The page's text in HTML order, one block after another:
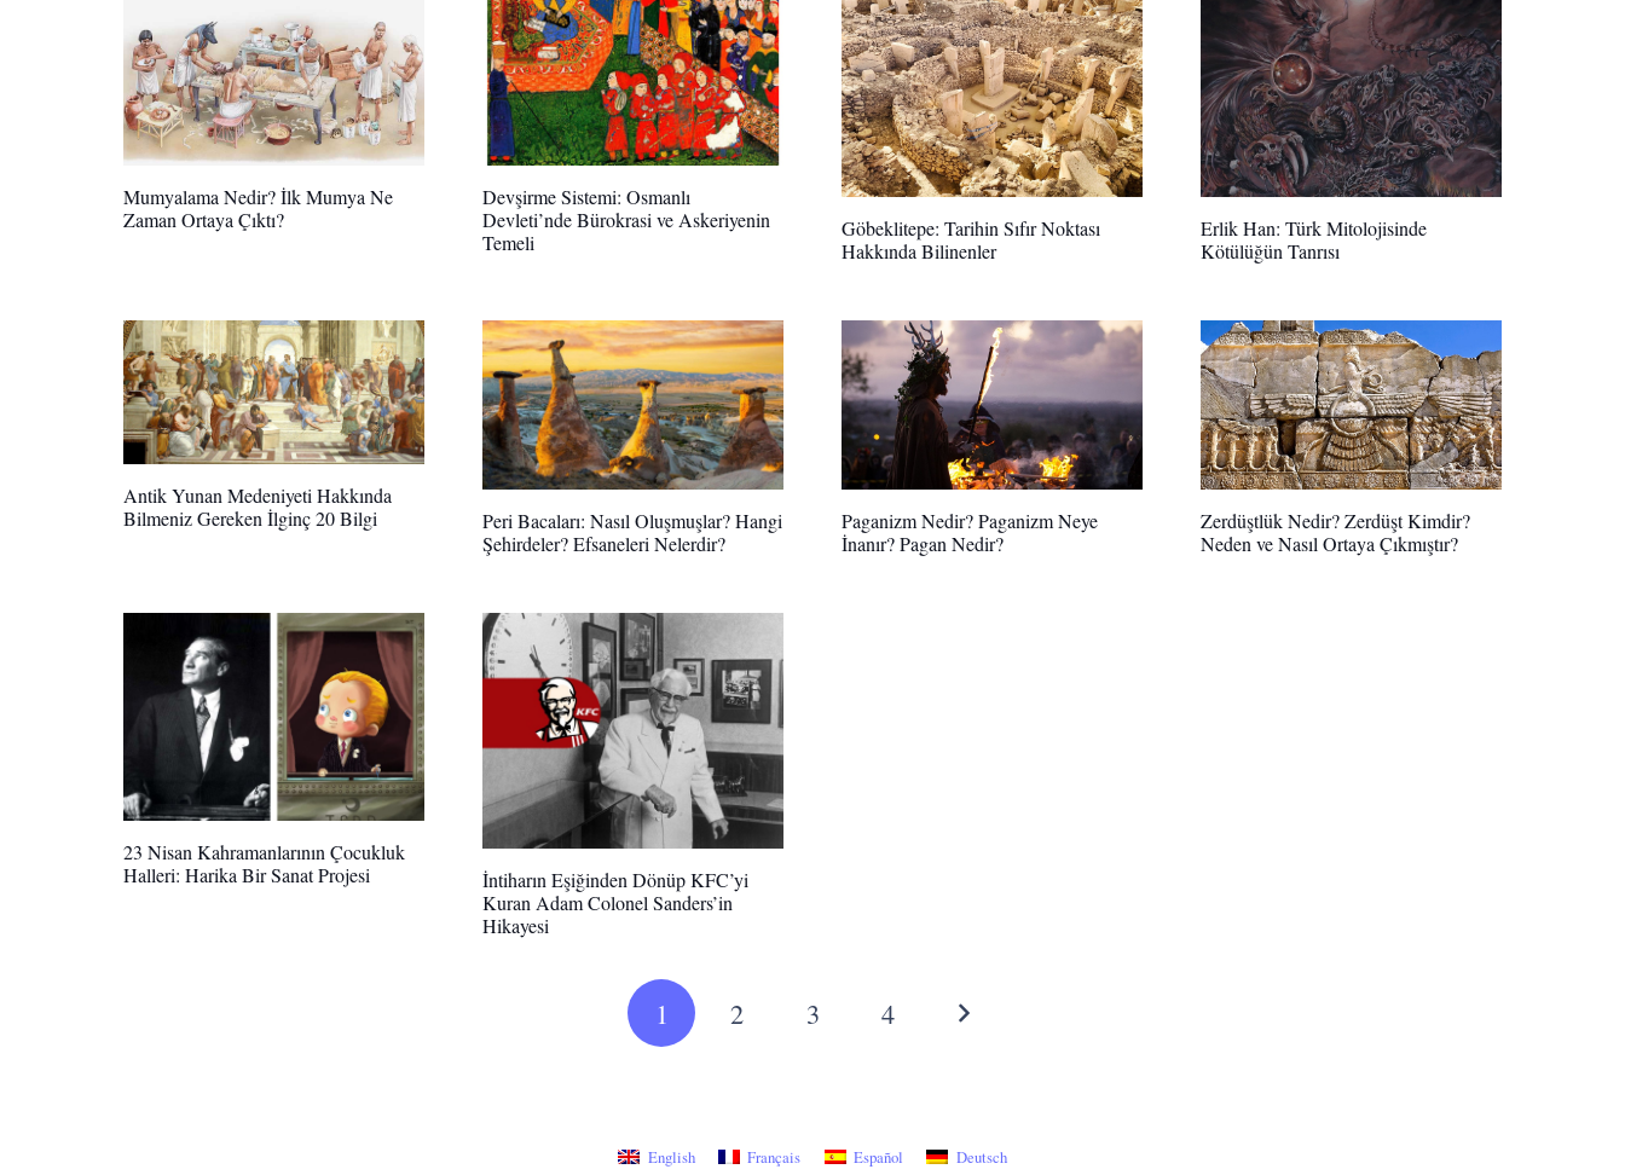
Mumyalama Nedir? İlk Mumya Ne
Zaman Ortaya Çıktı?
Devşirme Sistemi: Osmanlı
Devleti’nde Bürokrasi ve Askeriyenin
Temeli
Göbeklitepe: Tarihin Sıfır Noktası
Hakkında Bilinenler
Erlik Han: Türk Mitolojisinde
Kötülüğün Tanrısı
Antik Yunan Medeniyeti Hakkında
Bilmeniz Gereken İlginç 20 Bilgi
Peri Bacaları: Nasıl Oluşmuşlar? Hangi
Şehirdeler? Efsaneleri Nelerdir?
Paganizm Nedir? Paganizm Neye
İnanır? Pagan Nedir?
Zerdüştlük Nedir? Zerdüşt Kimdir?
Neden ve Nasıl Ortaya Çıkmıştır?
23 Nisan Kahramanlarının Çocukluk
Halleri: Harika Bir Sanat Projesi
İntiharın Eşiğinden Dönüp KFC’yi
Kuran Adam Colonel Sanders’in
Hikayesi
1 2 3 4
English Français Español Deutsch